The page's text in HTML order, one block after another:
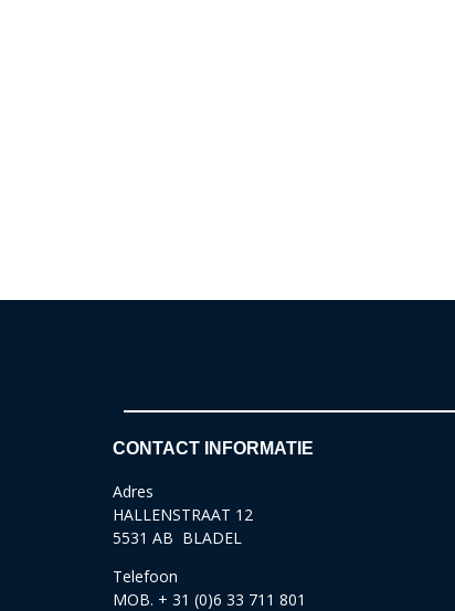
CONTACT INFORMATIE
Adres
HALLENSTRAAT 12
5531 AB BLADEL
Telefoon
MOB. + 31 (0)6 33 711 801